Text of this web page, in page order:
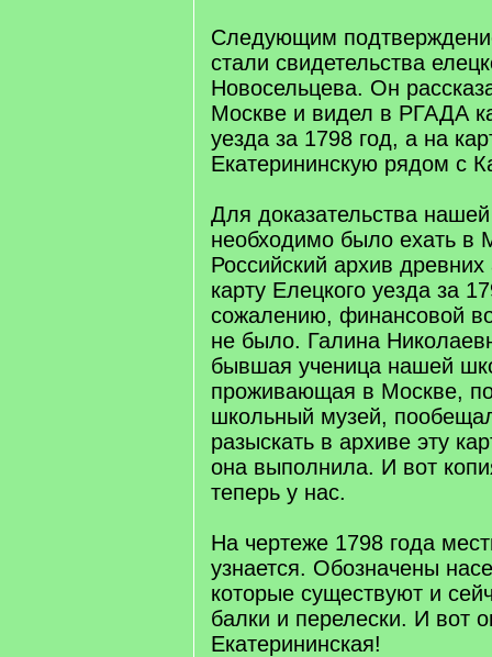
Следующим
стали свидетельства
Новосельцева. Он
Москве и видел в РГАДА
уезда за 1798 год, а на
Екатерининскую рядом с
Для доказательства
необходимо было ехать в
Российский архив древних
карту Елецкого уезда за
сожалению, финансовой
не было. Галина
бывшая ученица нашей
проживающая в Москве,
школьный музей,
разыскать в архиве эту
она выполнила. И вот
теперь у нас.
На чертеже 1798 года
узнается. Обозначены
которые существуют и
балки и перелески. И вот
Екатерининская!